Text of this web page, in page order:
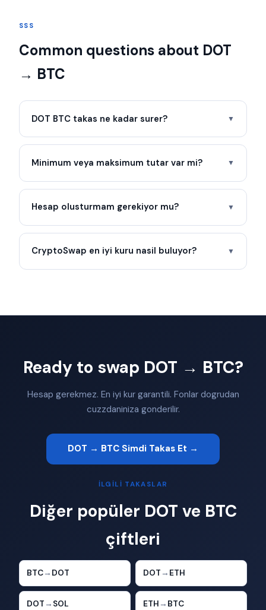
SSS
Common questions about DOT
→ BTC
DOT BTC takas ne kadar surer? ▼
Minimum veya maksimum tutar var mi? ▼
Hesap olusturmam gerekiyor mu? ▼
CryptoSwap en iyi kuru nasil buluyor? ▼
Ready to swap DOT → BTC?
Hesap gerekmez. En iyi kur garantili. Fonlar dogrudan
cuzzdaniniza gonderilir.
DOT → BTC Simdi Takas Et →
İLGILI TAKASLAR
Diğer popüler DOT ve BTC
çiftleri
BTC→ DOT DOT → ETH
DOT → SOL ETH → BTC